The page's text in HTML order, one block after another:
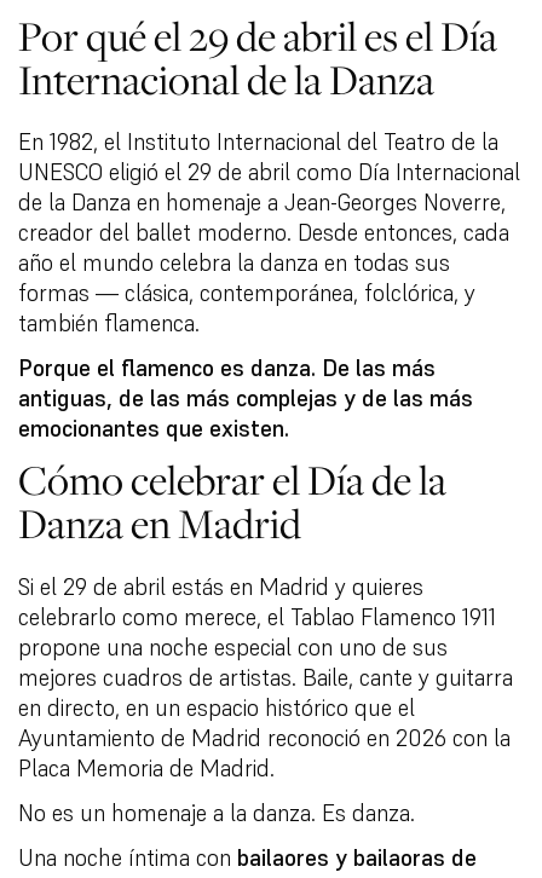
Por qué el 29 de abril es el Día
Internacional de la Danza
En 1982, el Instituto Internacional del Teatro de la
UNESCO eligió el 29 de abril como Día Internacional
de la Danza en homenaje a Jean-Georges Noverre,
creador del ballet moderno. Desde entonces, cada
año el mundo celebra la danza en todas sus
formas — clásica, contemporánea, folclórica, y
también flamenca.
Porque el flamenco es danza. De las más
antiguas, de las más complejas y de las más
emocionantes que existen.
Cómo celebrar el Día de la
Danza en Madrid
Si el 29 de abril estás en Madrid y quieres
celebrarlo como merece, el Tablao Flamenco 1911
propone una noche especial con uno de sus
mejores cuadros de artistas. Baile, cante y guitarra
en directo, en un espacio histórico que el
Ayuntamiento de Madrid reconoció en 2026 con la
Placa Memoria de Madrid.
No es un homenaje a la danza. Es danza.
Una noche íntima con bailaores y bailaoras de